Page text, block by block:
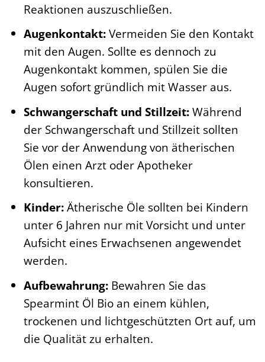
Reaktionen auszuschließen.
Augenkontakt:Vermeiden Sie den Kontakt
mit den Augen. Sollte es dennoch zu
Augenkontakt kommen, spülen Sie die
Augen sofort gründlich mit Wasser aus.
Schwangerschaft und Stillzeit:Während
der Schwangerschaft und Stillzeit sollten
Sie vor der Anwendung von ätherischen
Ölen einen Arzt oder Apotheker
konsultieren.
Kinder:Ätherische Öle sollten bei Kindern
unter 6 Jahren nur mit Vorsicht und unter
Aufsicht eines Erwachsenen angewendet
werden.
Aufbewahrung:Bewahren Sie das
Spearmint Öl Bio an einem kühlen,
trockenen und lichtgeschützten Ort auf, um
die Qualität zu erhalten.